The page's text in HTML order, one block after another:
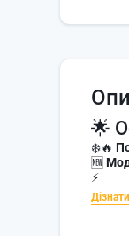
🌟
❄️🔥
🆕
⚡